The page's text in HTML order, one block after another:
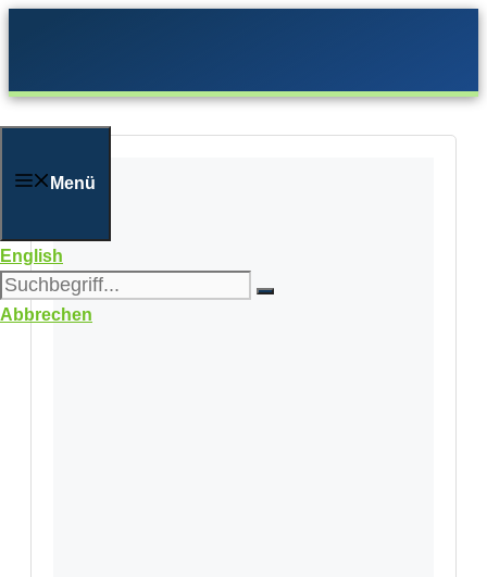
Menü
English
Abbrechen